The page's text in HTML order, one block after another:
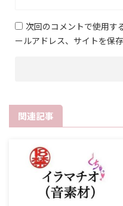
次回のコメントで使用す
ールアドレス、サイトを保存
関連記事